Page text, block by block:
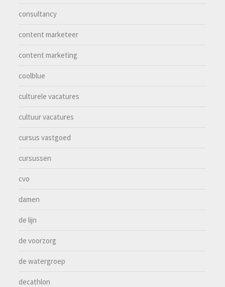
consultancy
content marketeer
content marketing
coolblue
culturele vacatures
cultuur vacatures
cursus vastgoed
cursussen
cvo
damen
de lijn
de voorzorg
de watergroep
decathlon